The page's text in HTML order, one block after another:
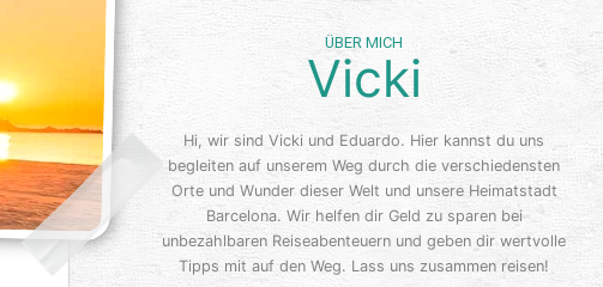
ÜBER MICH
Vicki
Hi, wir sind Vicki und Eduardo. Hier kannst du uns
begleiten auf unserem Weg durch die verschiedensten
Orte und Wunder dieser Welt und unsere Heimatstadt
Barcelona. Wir helfen dir Geld zu sparen bei
unbezahlbaren Reiseabenteuern und geben dir wertvolle
Tipps mit auf den Weg. Lass uns zusammen reisen!